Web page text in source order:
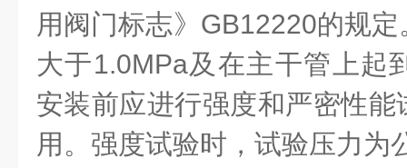
用阀门标志》GB12220的
大于1.0MPa及在主干管上起
安装前应进行强度和严密性
用。强度试验时，试验压力为